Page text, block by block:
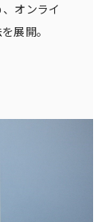
オンライ
展開。